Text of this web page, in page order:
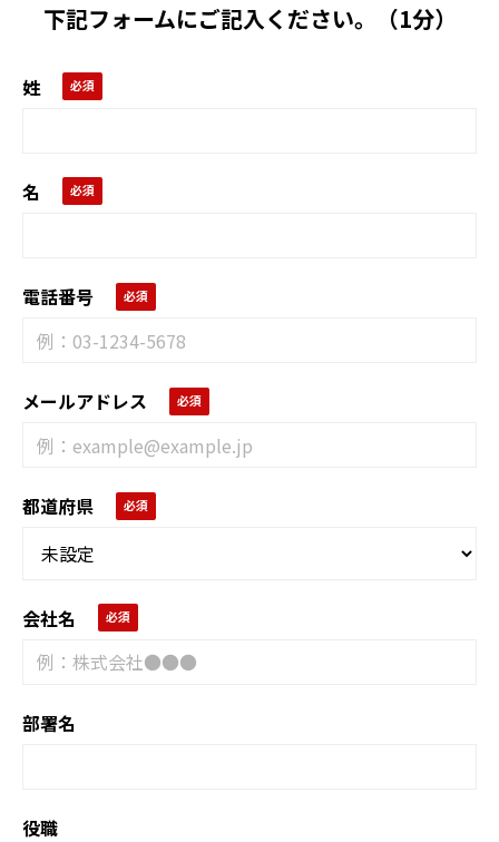
下記フォームにご記入ください。（1分）
姓
名
電話番号
メールアドレス
都道府県
会社名
部署名
役職